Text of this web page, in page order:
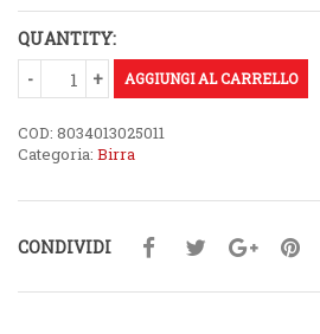
QUANTITY:
AGGIUNGI AL CARRELLO
COD: 8034013025011
Categoria: Birra
CONDIVIDI